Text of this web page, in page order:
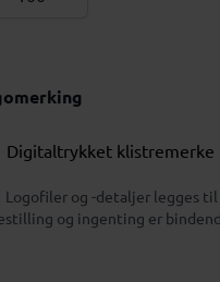
Digitaltrykket klistremerke
Logofiler og -detaljer legges
og ingenting er